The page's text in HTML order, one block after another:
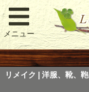
メニュー
リメイク | 洋服、靴、